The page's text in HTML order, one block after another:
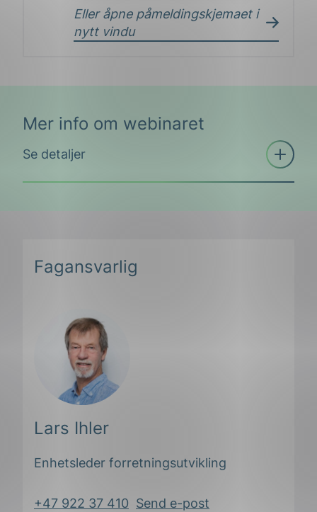
Eller åpne påmeldingskjemaet i
nytt vindu
Mer info om webinaret
Se detaljer
Åpne
trekkspill
Fagansvarlig
Lars Ihler
Enhetsleder forretningsutvikling
+47 922 37 410 Send e-post